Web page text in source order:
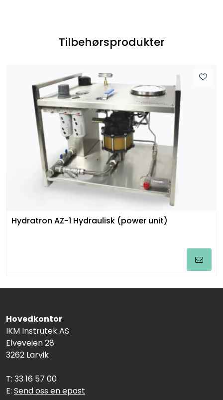
Tilbehørsprodukter
Hydratron AZ-1 Hydraulisk (power unit)
Hovedkontor
IKM Instrutek AS
Elveveien 28
3262 Larvik
T: 33 16 57 00
E: Send oss en epost